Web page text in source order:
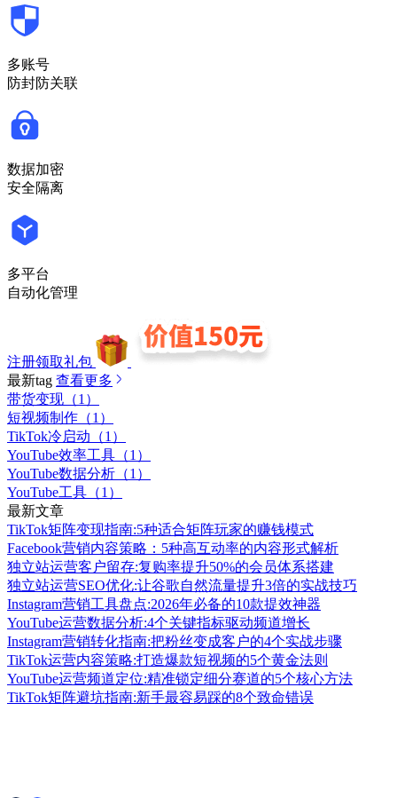
多账号
防封防关联
数据加密
安全隔离
多平台
自动化管理
注册领取礼包
最新tag 查看更多
带货变现（1）
短视频制作（1）
TikTok冷启动（1）
YouTube效率工具（1）
YouTube数据分析（1）
YouTube工具（1）
最新文章
TikTok矩阵变现指南:5种适合矩阵玩家的赚钱模式
Facebook营销内容策略：5种高互动率的内容形式解析
独立站运营客户留存:复购率提升50%的会员体系搭建
独立站运营SEO优化:让谷歌自然流量提升3倍的实战技巧
Instagram营销工具盘点:2026年必备的10款提效神器
YouTube运营数据分析:4个关键指标驱动频道增长
Instagram营销转化指南:把粉丝变成客户的4个实战步骤
TikTok运营内容策略:打造爆款短视频的5个黄金法则
YouTube运营频道定位:精准锁定细分赛道的5个核心方法
TikTok矩阵避坑指南:新手最容易踩的8个致命错误